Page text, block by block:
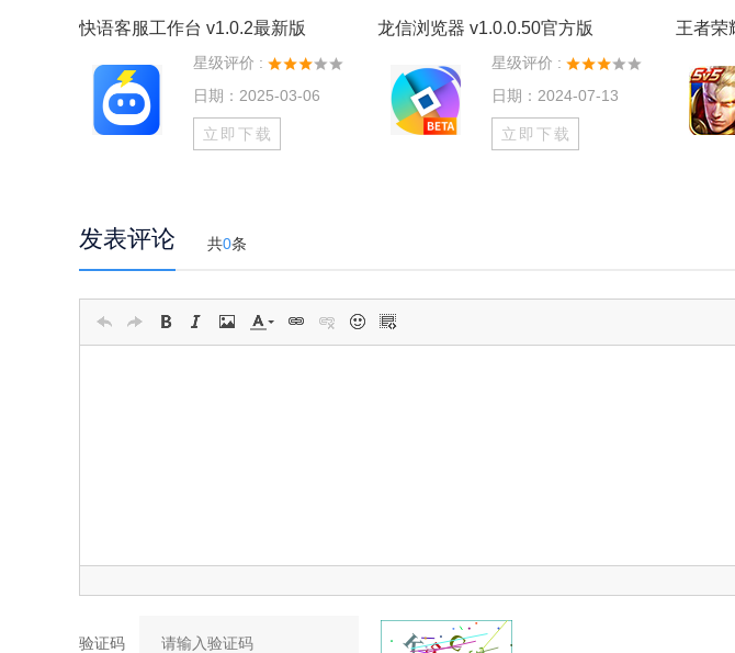
快语客服工作台 v1.0.2最新版
星级评价 :
日期：2025-03-06
立即下载
龙信浏览器 v1.0.0.50官方版
星级评价 :
日期：2024-07-13
立即下载
王者荣
发表评论 共0条
验证码